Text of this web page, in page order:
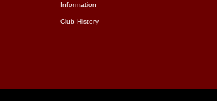
Information
Club History